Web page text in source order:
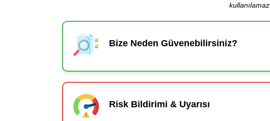
kullanılamaz.
Bize Neden Güvenebilirsiniz?
Risk Bildirimi & Uyarısı